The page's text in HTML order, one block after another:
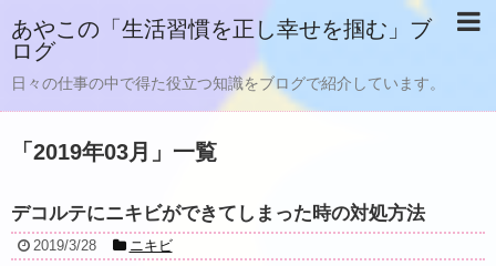
あやこの「生活習慣を正し幸せを掴む」ブ
ログ
日々の仕事の中で得た役立つ知識をブログで紹介しています。
「 2019年03月 」 一覧
デコルテにニキビができてしまった時の対処方法
2019/3/28
ニキビ